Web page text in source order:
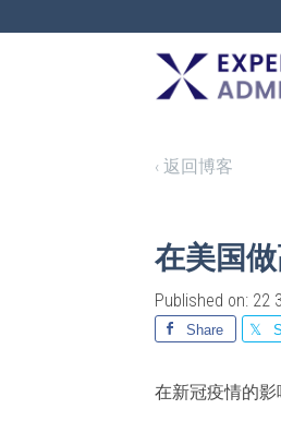
‹ 返回博客
在美国
Published on: 22
Share
在新冠疫情的影